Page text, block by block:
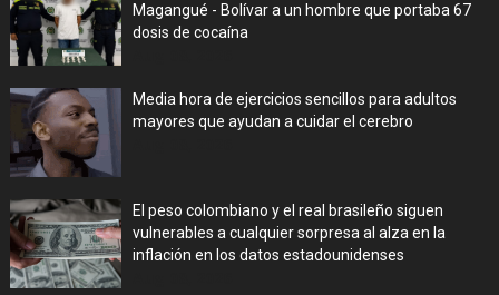
Magangué - Bolívar a un hombre que portaba 67
dosis de cocaína
Media hora de ejercicios sencillos para adultos
mayores que ayudan a cuidar el cerebro
El peso colombiano y el real brasileño siguen
vulnerables a cualquier sorpresa al alza en la
inflación en los datos estadounidenses